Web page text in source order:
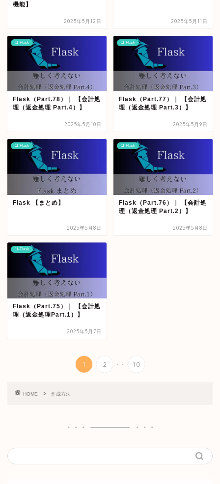
機能】
2025年5月12日 2025年5月11日
11-Flask
Flask（Part.78）｜ 【会計処
理（返金処理 Part.4）】
2025年5月10日
11-Flask
Flask（Part.77）｜ 【会計処
理（返金処理 Part.3）】
2025年5月9日
11-Flask
Flask 【まとめ】
2025年5月8日
11-Flask
Flask（Part.76）｜ 【会計処
理（返金処理 Part.2）】
2025年5月8日
11-Flask
Flask（Part.75）｜ 【会計処
理（返金処理Part.1）】
2025年5月7日
1 2 ... 10
HOME 作成方法